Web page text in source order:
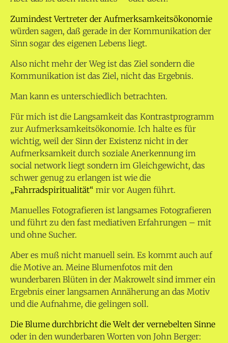
Zumindest Vertreter der Aufmerksamkeitsökonomie
würden sagen, daß gerade in der Kommunikation der
Sinn sogar des eigenen Lebens liegt.
Also nicht mehr der Weg ist das Ziel sondern die
Kommunikation ist das Ziel, nicht das Ergebnis.
Man kann es unterschiedlich betrachten.
Für mich ist die Langsamkeit das Kontrastprogramm
zur Aufmerksamkeitsökonomie. Ich halte es für
wichtig, weil der Sinn der Existenz nicht in der
Aufmerksamkeit durch soziale Anerkennung im
social network liegt sondern im Gleichgewicht, das
schwer genug zu erlangen ist wie die
„Fahrradspiritualität“ mir vor Augen führt.
Manuelles Fotografieren ist langsames Fotografieren
und führt zu den fast mediativen Erfahrungen – mit
und ohne Sucher.
Aber es muß nicht manuell sein. Es kommt auch auf
die Motive an. Meine Blumenfotos mit den
wunderbaren Blüten in der Makrowelt sind immer ein
Ergebnis einer langsamen Annäherung an das Motiv
und die Aufnahme, die gelingen soll.
Die Blume durchbricht die Welt der vernebelten Sinne
oder in den wunderbaren Worten von John Berger: